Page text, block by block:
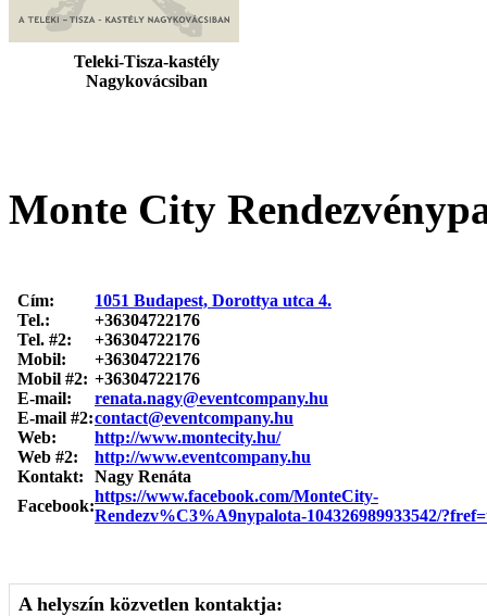
Teleki-Tisza-kastély
Nagykovácsiban
Monte City
Cím:
1051 Budapest, Dorottya utca 4.
Tel.:
+36304722176
Tel. #2:
+36304722176
Mobil:
+36304722176
Mobil #2: +36304722176
E-mail:
renata.nagy@eventcompany.hu
E-mail #2:contact@eventcompany.hu
Web:
http://www.montecity.hu/
Web #2:
http://www.eventcompany.hu
Kontakt:
Nagy Renáta
Facebook:
https://www.facebook.com/MonteCity-
Rendezv%C3%A9nypalota-104326989933542/
A helyszín közvetlen kontaktja: